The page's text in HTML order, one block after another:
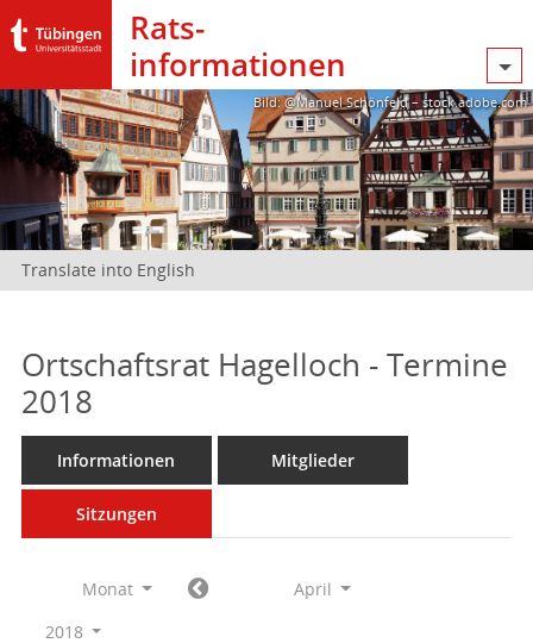
Rats­
informationen
Bild: @Manuel Schönfeld – stock.adobe.com
Translate into English
Ortschaftsrat Hagelloch - Termine
2018
Informationen Mitglieder
Sitzungen
Monat
April
2018